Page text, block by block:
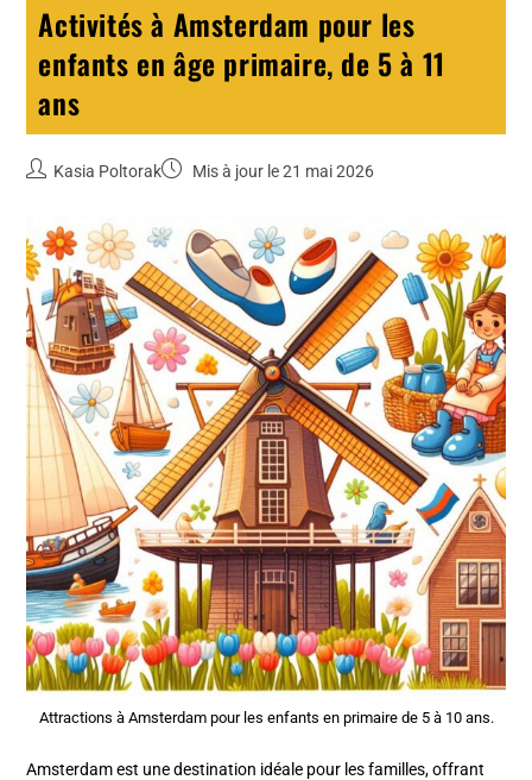
Activités à Amsterdam pour les
enfants en âge primaire, de 5 à 11
ans
Kasia Poltorak Mis à jour le 21 mai 2026
Attractions à Amsterdam pour les enfants en primaire de 5 à 10 ans.
Amsterdam est une destination idéale pour les familles, offrant